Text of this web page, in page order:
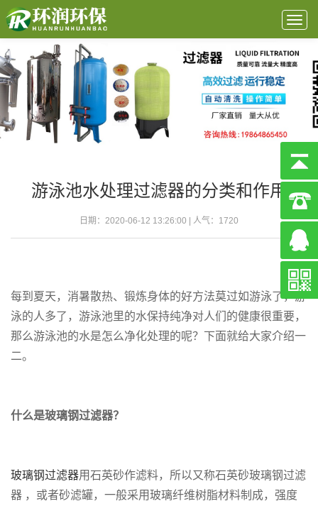
游泳池水处理过滤器的分类和作用
日期：2020-06-12 13:26:00 | 人气： 1720
每到夏天，消暑散热、锻炼身体的好方法莫过如游泳了，游
泳的人多了，游泳池里的水保持纯净对人们的健康很重要，
那么游泳池的水是怎么净化处理的呢？下面就给大家介绍一
二。
什么是玻璃钢过滤器？
玻璃钢过滤器用石英砂作滤料，所以又称石英砂玻璃钢过滤
器 ，或者砂滤罐，一般采用玻璃纤维树脂材料制成，强度